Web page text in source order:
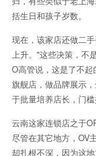
括生日和孩子岁数。
现在，该家店还做二
上升。"这些决策，不
O高管说，这是了不
旗舰店，做品牌展示
于批量培养店长，门槛
云南这家连锁店之于
尽管在其它地方，OV
却扎根不深，因为这